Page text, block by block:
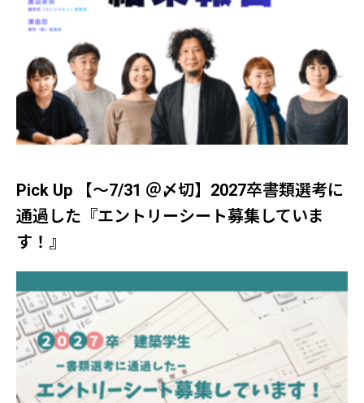
Pick Up 【～7/31 ＠〆切】2027卒書類選考に
通過した『エントリーシート募集していま
す！』